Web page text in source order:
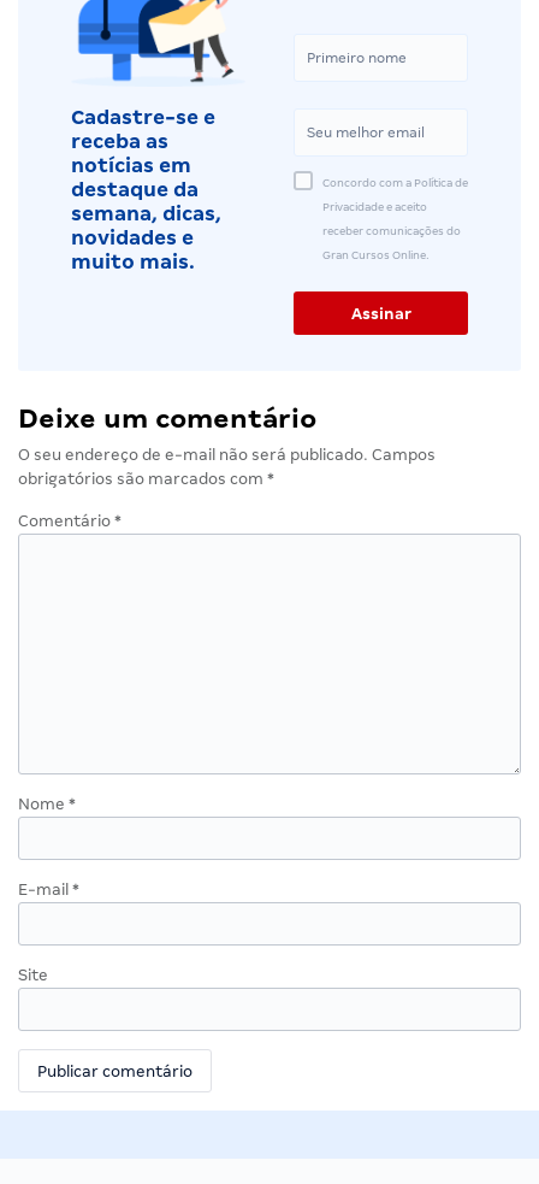
Cadastre-se e
receba as
notícias em
destaque da
semana, dicas,
novidades e
muito mais.
Concordo com a Política de
Privacidade e aceito
receber comunicações do
Gran Cursos Online.
Deixe um comentário
O seu endereço de e-mail não será publicado. Campos
obrigatórios são marcados com *
Comentário *
Nome *
E-mail *
Site